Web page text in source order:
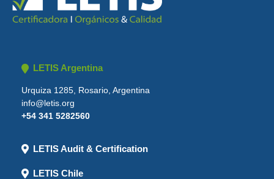
LETIS Argentina
Urquiza 1285, Rosario, Argentina
info@letis.org
+54 341 5282560
LETIS Audit & Certification
LETIS Chile